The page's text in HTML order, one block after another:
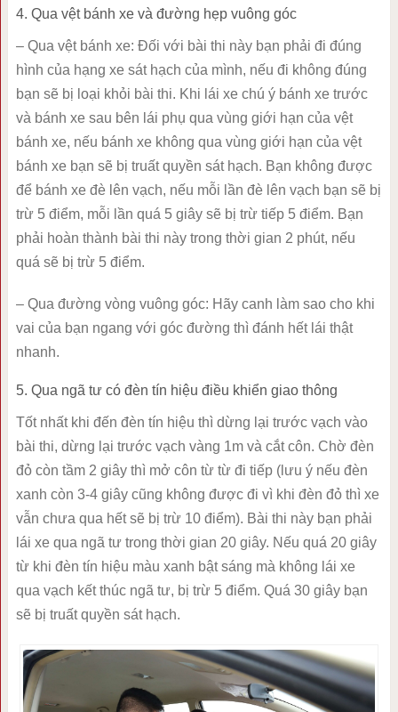
4. Qua vệt bánh xe và đường hẹp vuông góc
– Qua vệt bánh xe: Đối với bài thi này bạn phải đi đúng
hình của hạng xe sát hạch của mình, nếu đi không đúng
bạn sẽ bị loại khỏi bài thi. Khi lái xe chú ý bánh xe trước
và bánh xe sau bên lái phụ qua vùng giới hạn của vệt
bánh xe, nếu bánh xe không qua vùng giới hạn của vệt
bánh xe bạn sẽ bị truất quyền sát hạch. Bạn không được
để bánh xe đè lên vạch, nếu mỗi lần đè lên vạch bạn sẽ bị
trừ 5 điểm, mỗi lần quá 5 giây sẽ bị trừ tiếp 5 điểm. Bạn
phải hoàn thành bài thi này trong thời gian 2 phút, nếu
quá sẽ bị trừ 5 điểm.
– Qua đường vòng vuông góc: Hãy canh làm sao cho khi
vai của bạn ngang với góc đường thì đánh hết lái thật
nhanh.
5. Qua ngã tư có đèn tín hiệu điều khiển giao thông
Tốt nhất khi đến đèn tín hiệu thì dừng lại trước vạch vào
bài thi, dừng lại trước vạch vàng 1m và cắt côn. Chờ đèn
đỏ còn tầm 2 giây thì mở côn từ từ đi tiếp (lưu ý nếu đèn
xanh còn 3-4 giây cũng không được đi vì khi đèn đỏ thì xe
vẫn chưa qua hết sẽ bị trừ 10 điểm). Bài thi này bạn phải
lái xe qua ngã tư trong thời gian 20 giây. Nếu quá 20 giây
từ khi đèn tín hiệu màu xanh bật sáng mà không lái xe
qua vạch kết thúc ngã tư, bị trừ 5 điểm. Quá 30 giây bạn
sẽ bị truất quyền sát hạch.